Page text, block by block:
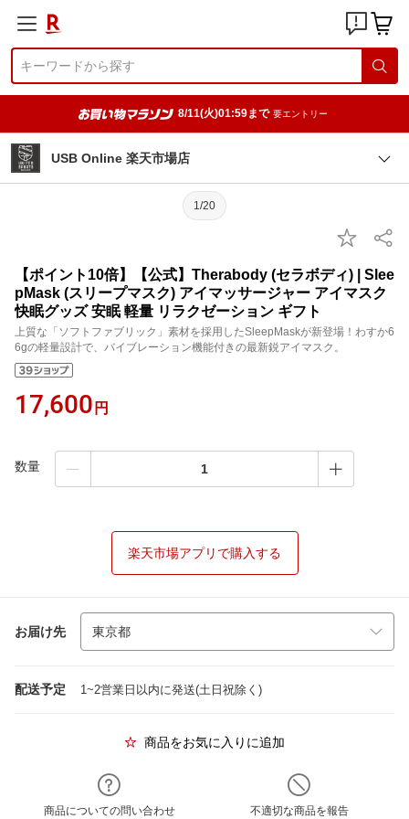
8/11(火)01:59まで 要エントリー
USB Online 楽天市場店
1/20
【ポイント10倍】【公式】Therabody (セラボディ) | Slee
pMask (スリープマスク) アイマッサージャー アイマスク
快眠グッズ 安眠 軽量 リラクゼーション ギフト
上質な「ソフトファブリック」素材を採用したSleepMaskが新登場！わすか6
6gの軽量設計で、バイブレーション機能付きの最新鋭アイマスク。
17,600 円
数量
楽天市場アプリで購入する
お届け先
配送予定 1~2営業日以内に発送(土日祝除く)
商品をお気に入りに追加
商品についての問い合わせ 不適切な商品を報告